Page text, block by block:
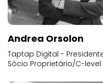
Andrea Orsolon
Taptap Digital -
Sócio Proprietário/C-level